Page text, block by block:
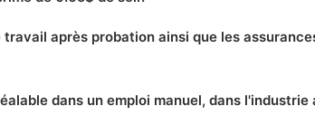
travail après probation ainsi que les
dans un emploi manuel, dans